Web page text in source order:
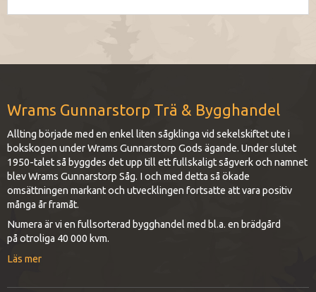
Wrams Gunnarstorp Trä & Bygghandel
Allting började med en enkel liten sågklinga vid sekelskiftet ute i
bokskogen under Wrams Gunnarstorp Gods ägande. Under slutet
1950-talet så byggdes det upp till ett fullskaligt sågverk och namnet
blev Wrams Gunnarstorp Såg. I och med detta så ökade
omsättningen markant och utvecklingen fortsatte att vara positiv
många år framåt.
Numera är vi en fullsorterad bygghandel med bl.a. en brädgård
på otroliga 40 000 kvm.
Läs mer